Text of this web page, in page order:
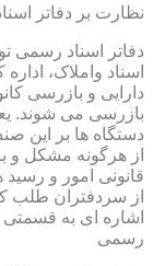
نظارت بر دفاتر
دفاتر اسناد
اسناد واملاک،
دارایی و بازرسی
بازرسی می شوند.
دستگاه ها بر این
از هرگونه مشکل و
قانونی امور و
از سردفتران طلب
اشاره ای به قسمتی
رسمی